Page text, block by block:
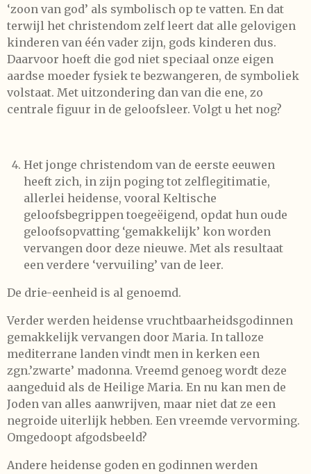
‘zoon van god’ als symbolisch op te vatten. En dat
terwijl het christendom zelf leert dat alle gelovigen
kinderen van één vader zijn, gods kinderen dus.
Daarvoor hoeft die god niet speciaal onze eigen
aardse moeder fysiek te bezwangeren, de symboliek
volstaat. Met uitzondering dan van die ene, zo
centrale figuur in de geloofsleer. Volgt u het nog?
Het jonge christendom van de eerste eeuwen
heeft zich, in zijn poging tot zelflegitimatie,
allerlei heidense, vooral Keltische
geloofsbegrippen toegeëigend, opdat hun oude
geloofsopvatting ‘gemakkelijk’ kon worden
vervangen door deze nieuwe. Met als resultaat
een verdere ‘vervuiling’ van de leer.
De drie-eenheid is al genoemd.
Verder werden heidense vruchtbaarheidsgodinnen
gemakkelijk vervangen door Maria. In talloze
mediterrane landen vindt men in kerken een
zgn.’zwarte’ madonna. Vreemd genoeg wordt deze
aangeduid als de Heilige Maria. En nu kan men de
Joden van alles aanwrijven, maar niet dat ze een
negroide uiterlijk hebben. Een vreemde vervorming.
Omgedoopt afgodsbeeld?
Andere heidense goden en godinnen werden